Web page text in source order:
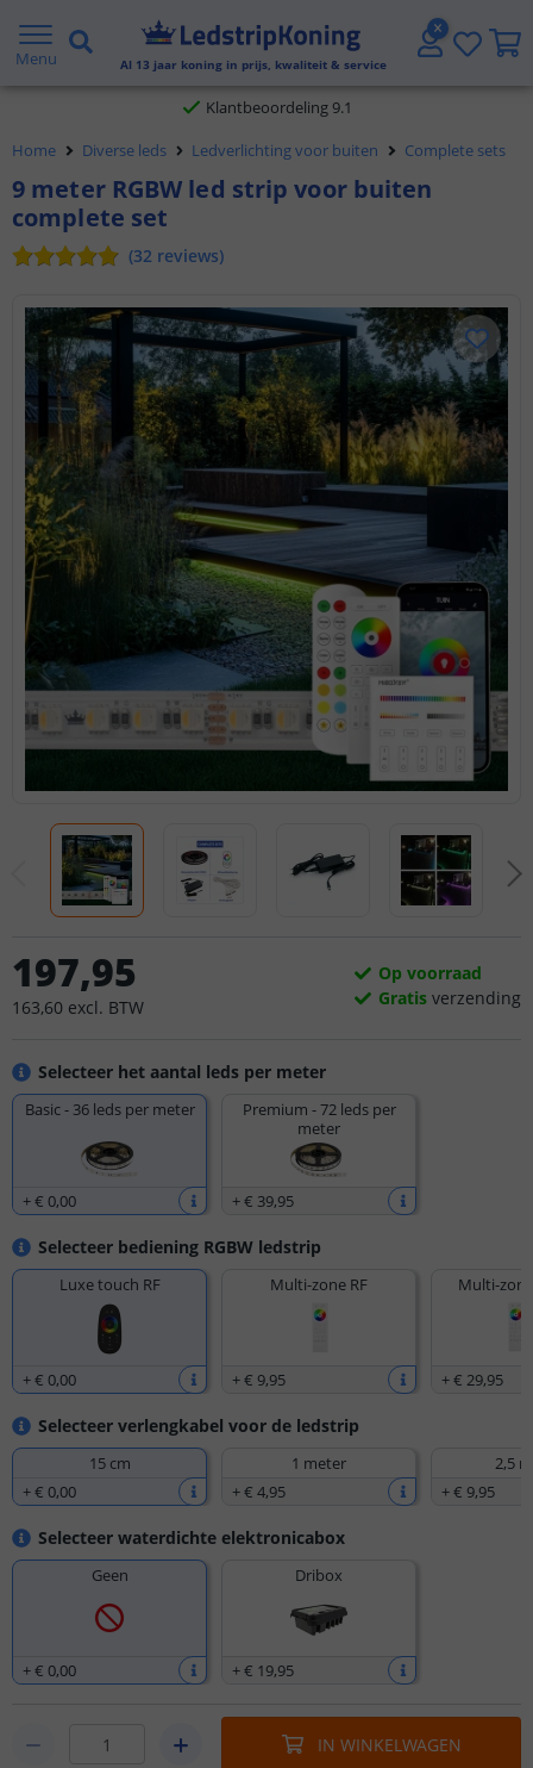
Menu Al 13 jaar koning in prijs, kwaliteit & service
Gratis verzending vanaf € 20,- NL en BE
Klantbeoordeling 9.1
Voor 23:45 uur besteld, morgen in huis
Home Diverse leds Ledverlichting voor buiten Complete sets
9 meter RGBW led strip voor buiten
complete set
(32 reviews)
Selecteer het aantal leds per meter
Basic - 36 leds per meter
+€ 0,00
Premium - 72 leds per
meter
+€ 39,95
Selecteer bediening RGBW ledstrip
Luxe touch RF
+€ 0,00
Multi-zone RF
+€ 9,95
Multi-
+€ 29,95
Selecteer verlengkabel voor de ledstrip
15 cm
+€ 0,00
1 meter
+€ 4,95
2,5
+€ 9,95
Selecteer waterdichte elektronicabox
Geen
+€ 0,00
Dribox
+€ 19,95
197,95
163,60 excl. BTW
Op voorraad
Gratis verzending
IN WINKELWAGEN